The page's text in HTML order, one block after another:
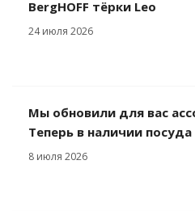
BergHOFF тёрки Leo
24 июля 2026
Мы обновили для вас
Теперь в наличии
8 июля 2026